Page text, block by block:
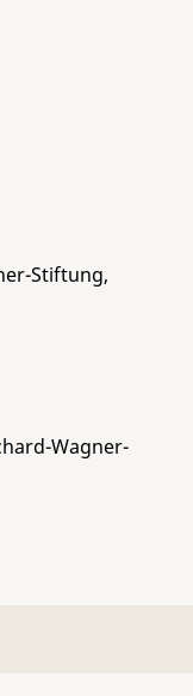
Stiftung,
Wagner-